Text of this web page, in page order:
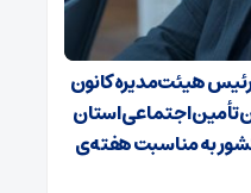
هیئت‌مدیره کانون
تأمین اجتماعی استان
به مناسبت هفته‌ی